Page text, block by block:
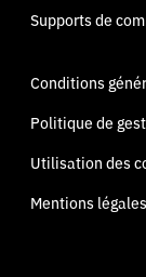
Supports de
Conditions
Politique de
Utilisation des
Mentions légales